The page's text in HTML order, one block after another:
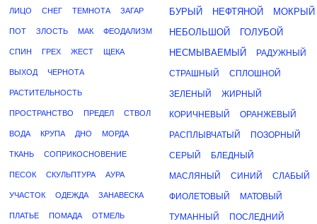
ЛИЦО СНЕГ ТЕМНОТА ЗАГАР
ПОТ ЗЛОСТЬ МАК ФЕОДАЛИЗМ
СПИН ГРЕХ ЖЕСТ ЩЕКА
ВЫХОД ЧЕРНОТА
РАСТИТЕЛЬНОСТЬ
ПРОСТРАНСТВО ПРЕДЕЛ СТВОЛ
ВОДА КРУПА ДНО МОРДА
ТКАНЬ СОПРИКОСНОВЕНИЕ
ПЕСОК СКУЛЬПТУРА АУРА
УЧАСТОК ОДЕЖДА ЗАНАВЕСКА
ПЛАТЬЕ ПОМАДА ОТМЕЛЬ
БУРЫЙ
НЕФТЯНОЙ
МОКРЫЙ
НЕБОЛЬШОЙ
ГОЛУБОЙ
НЕСМЫВАЕМЫЙ
РАДУЖНЫЙ
СТРАШНЫЙ СПЛОШНОЙ
ЗЕЛЕНЫЙ ЖИРНЫЙ
КОРИЧНЕВЫЙ ОРАНЖЕВЫЙ
РАСПЛЫВЧАТЫЙ ПОЗОРНЫЙ
СЕРЫЙ БЛЕДНЫЙ
МАСЛЯНЫЙ СИНИЙ СЛАБЫЙ
ФИОЛЕТОВЫЙ МАТОВЫЙ
ТУМАННЫЙ ПОСЛЕДНИЙ